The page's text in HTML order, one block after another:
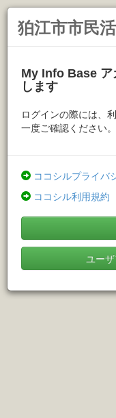
狛江市市民
My Info Base ア
します
ログインの際には、
一度ご確認ください。
ココシルプライバ
ココシル利用規約
ユー